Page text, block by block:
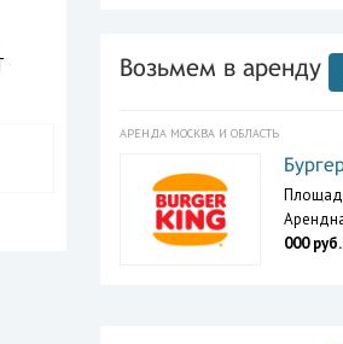
Возьмем в аренду
АРЕНДА МОСКВА И ОБЛАСТЬ
000 руб.